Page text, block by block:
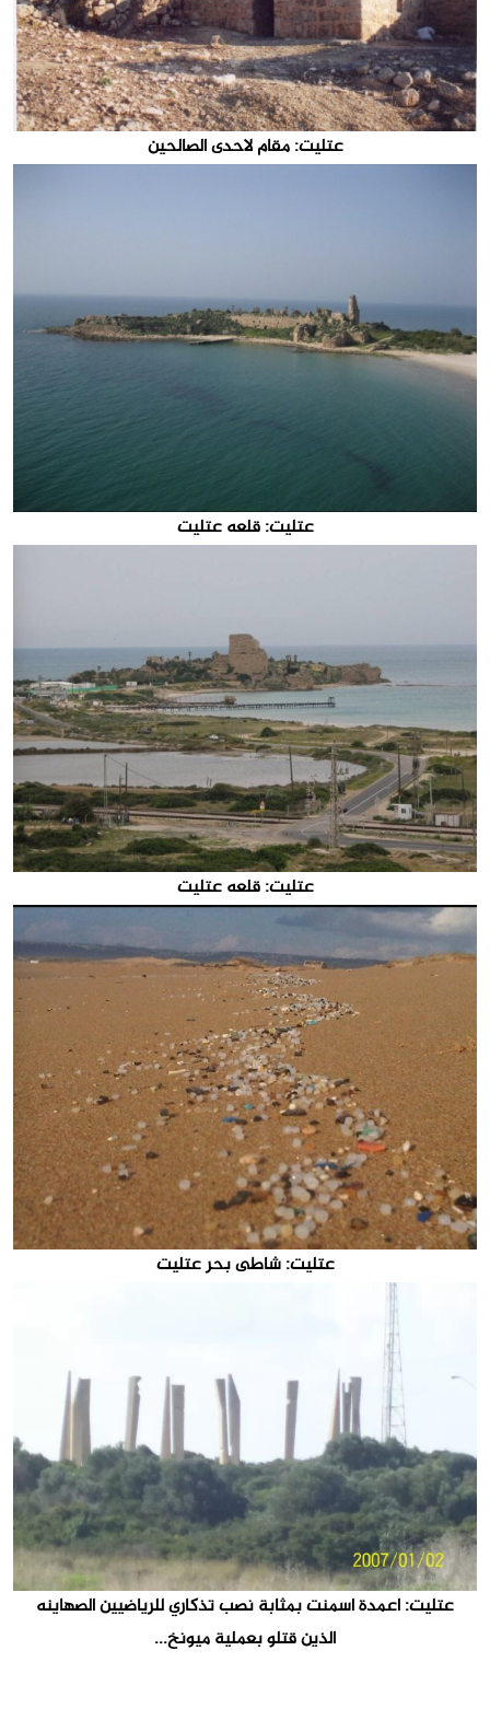
عتليت: مقام لاحدى الصالحين
عتليت: قلعه عتليت
عتليت: قلعه عتليت
عتليت: شاطى بحر عتليت
عتليت: اعمدة اسمنت بمثابة نصب تذكاري للرياضيين الصهاينه
الذين قتلو بعملية ميونخ...